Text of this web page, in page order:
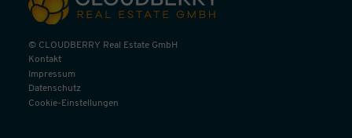
© CLOUDBERRY Real Estate GmbH
Kontakt
Impressum
Datenschutz
Cookie-Einstellungen